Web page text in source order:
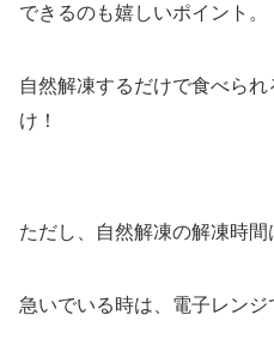
できるのも嬉しいポイント。
自然解凍するだけで食べら
け！
ただし、自然解凍の解凍時間
急いでいる時は、電子レンジ